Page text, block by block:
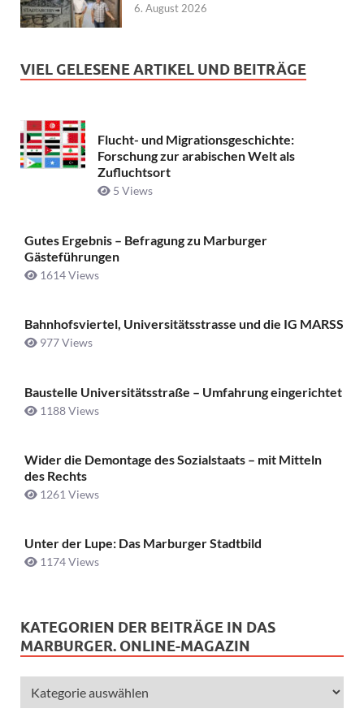
6. August 2026
VIEL GELESENE ARTIKEL UND BEITRÄGE
Flucht- und Migrationsgeschichte:
Forschung zur arabischen Welt als
Zufluchtsort
5 Views
Gutes Ergebnis – Befragung zu Marburger
Gästeführungen
1614 Views
Bahnhofsviertel, Universitätsstrasse und die IG MARSS
977 Views
Baustelle Universitätsstraße ­– Umfahrung eingerichtet
1188 Views
Wider die Demontage des Sozialstaats – mit Mitteln
des Rechts
1261 Views
Unter der Lupe: Das Marburger Stadtbild
1174 Views
KATEGORIEN DER BEITRÄGE IN DAS
MARBURGER. ONLINE-MAGAZIN